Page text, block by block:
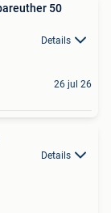
Details
26 jul 26
Details